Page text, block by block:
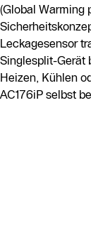
(Global Warming
Leckagesensor
Singlesplit-Gerät
Heizen, Kühlen
AC176iP selbst